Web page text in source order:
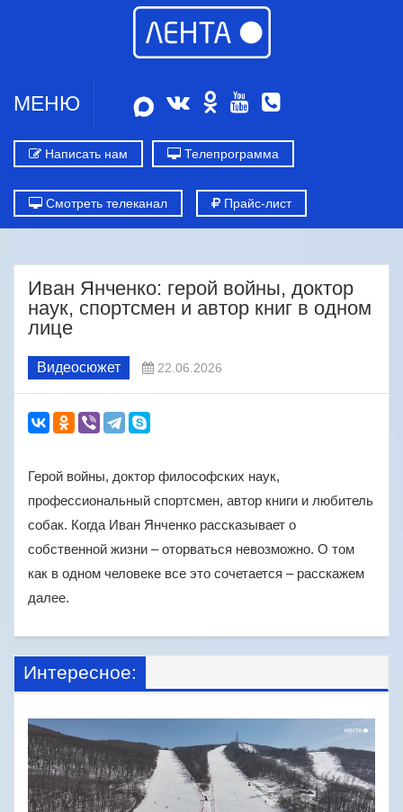
МЕНЮ
Написать нам Телепрограмма
Смотреть телеканал Прайс-лист
Иван Янченко: герой войны, доктор
наук, спортсмен и автор книг в одном
лице
Видеосюжет 22.06.2026
Герой войны, доктор философских наук,
профессиональный спортсмен, автор книги и любитель
собак. Когда Иван Янченко рассказывает о
собственной жизни – оторваться невозможно. О том
как в одном человеке все это сочетается – расскажем
далее.
Интересное: